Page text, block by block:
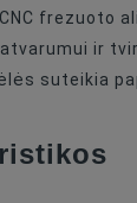
frezuoto
ir
suteikia